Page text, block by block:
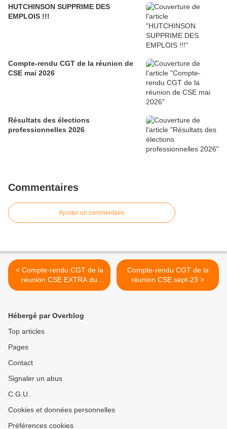
HUTCHINSON SUPPRIME DES
EMPLOIS !!!
Compte-rendu CGT de la réunion de
CSE mai 2026
Résultats des élections
professionnelles 2026
Commentaires
Ajouter un commentaire
< Compte-rendu CGT de la
réunion CSE EXTRA du
22092023 - Descriptif des
Compte-rendu CGT de la
réunion CSE sept-23 >
Hébergé par Overblog
Top articles
Pages
Contact
Signaler un abus
C.G.U.
Cookies et données personnelles
Préférences cookies